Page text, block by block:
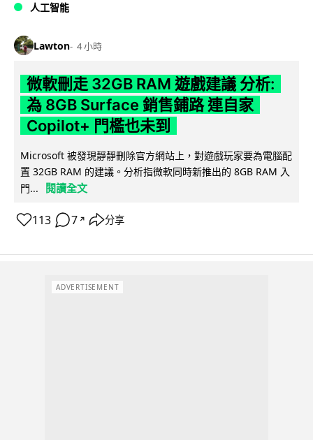
人工智能
Lawton 4 小時
微軟刪走 32GB RAM 遊戲建議 分析:
為 8GB Surface 銷售鋪路 連自家
Copilot+ 門檻也未到
Microsoft 被發現靜靜刪除官方網站上，對遊戲玩家要為電腦配
置 32GB RAM 的建議。分析指微軟同時新推出的 8GB RAM 入
門...
閱讀全文
113 7 ↗ 分享
ADVERTISEMENT